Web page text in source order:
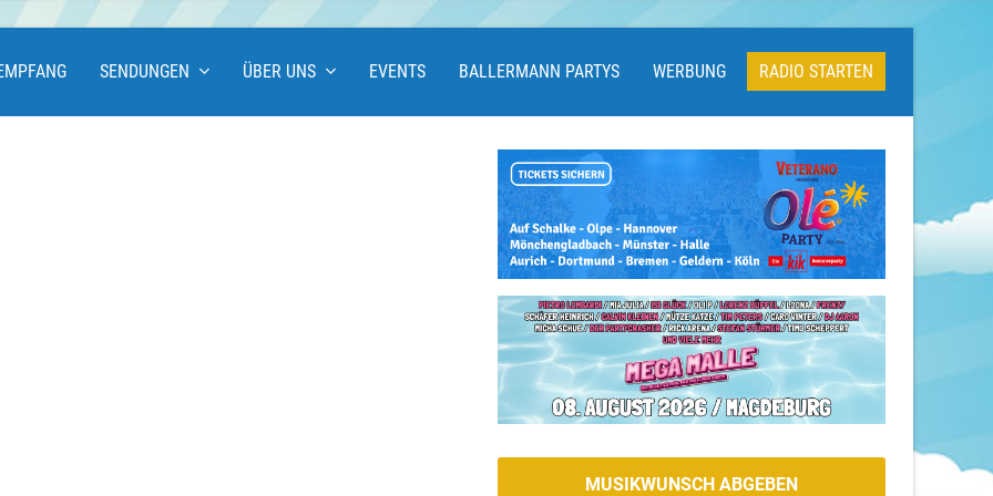
SENDUNGEN ÜBER UNS EVENTS BALLERMANN PARTYS WERBUNG RADIO STARTEN
MUSIKWUNSCH ABGEBEN